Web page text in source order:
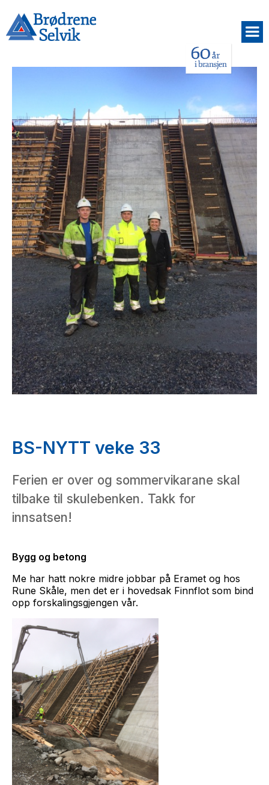
BS-NYTT veke 33
Ferien er over og sommervikarane skal
tilbake til skulebenken. Takk for
innsatsen!
Bygg og betong
Me har hatt nokre midre jobbar på Eramet og hos
Rune Skåle, men det er i hovedsak Finnflot som bind
opp forskalingsgjengen vår.